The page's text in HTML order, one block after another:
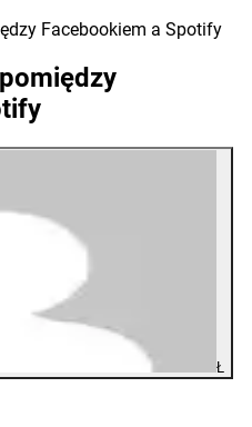
Facebookiem a Spotify
Ł